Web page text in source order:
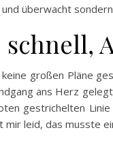
überwacht
schnell,
großen Pläne
ans Herz
gestrichelten Linie
mir leid, das musste